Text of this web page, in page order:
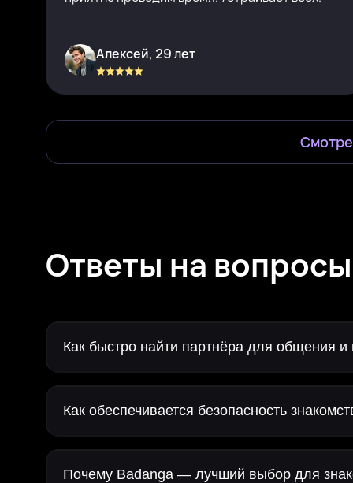
Алексей, 29 лет
Ответы на вопросы
Как быстро найти партнёра для общения
Как обеспечивается безопасность
Почему Badanga — лучший выбор для